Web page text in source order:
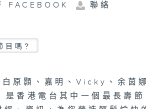
FACEBOOK 聯絡
目嗎?
白原顥、嘉明、Vicky、余茵娜
是香港電台其中一個最長壽